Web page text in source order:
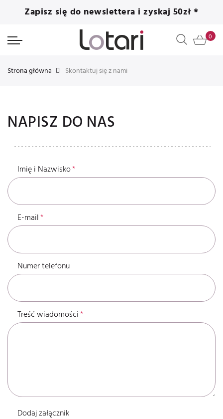
Zapisz się do newslettera i zyskaj 50zł *
Strona główna Skontaktuj się z nami
NAPISZ DO NAS
Imię i Nazwisko
E-mail
Numer telefonu
Treść wiadomości
Dodaj załącznik